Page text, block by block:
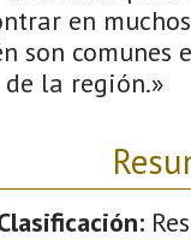
en
son
la región.»